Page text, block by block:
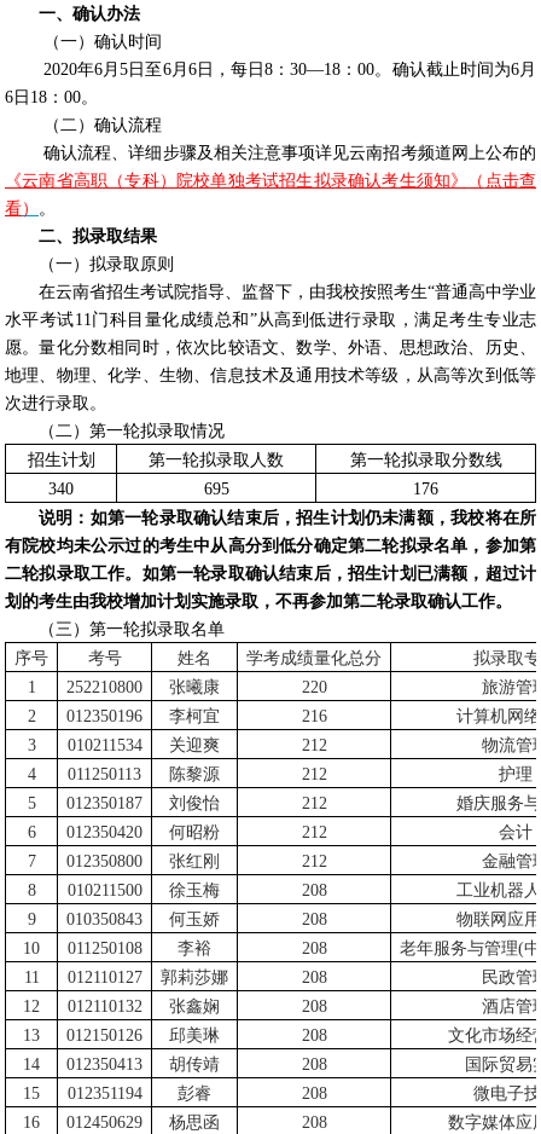
一、确认办法
（一）确认时间
2020年6月5 日至 6月 6日，每日8 ：30—18 ：00。确认截止时间为6月
6 日 18 ： 00。
（二）确认流程
确认流程、详细步骤及相关注意事项详见云南招考频道网上公布的
《云南省高职（专科）院校单独考试招生拟录确认考生须知》 （ 点击查
看） 。
二、拟录取结果
（一）拟录取原则
在云南省招生考试院指导、监督下，由我校按照考生“普通高中学业
水平考试11门科目量化成绩总和 ”从高到低进行录取，满足考生专业志
愿。量化分数相同时，依次比较语文、数学、外语、思想政治、历史、
地理、物理、化学、生物、信息技术及通用技术等级，从高等次到低等
次进行录取。
（二）第一轮拟录取情况
招生计划
第一轮拟录取人数
第一轮拟录取分数线
340
695
176
说明：如第一轮录取确认结束后，招生计划仍未满额，我校将在所
有院校均未公示过的考生中从高分到低分确定第二轮拟录名单，参加第
二轮拟录取工作。如第一轮录取确认结束后，招生计划已满额，超过计
划的考生由我校增加计划实施录取，不再参加第二轮录取确认工作。
（三）第一轮拟录取名单
序号
考号 姓名 学考成绩量化总分
拟录取
1
252210800 张曦康 220
旅游管
2
012350196 李柯宜 216
计算机网
3
010211534 关迎爽 212
物流管
4
011250113 陈黎源 212
护理
5
012350187 刘俊怡 212
婚庆服务
6
012350420 何昭粉 212
会计
7
012350800 张红刚 212
金融管
8
010211500 徐玉梅 208
工业机器
9
010350843 何玉娇 208
物联网应
10
011250108 李裕 208 老年服务与管理(
11
012110127 郭莉莎娜 208
民政管
12
012110132 张鑫娴 208
酒店管
13
012150126 邱美琳 208
文化市场经
14
012350413 胡传靖 208
国际贸易
15
012351194 彭睿 208
微电子
16
012450629 杨思函 208
数字媒体应